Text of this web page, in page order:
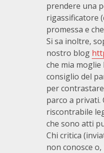
prendere una
rigassificatore
promessa e
Si sa inoltre,
nostro blog
che mia
consiglio del
per
parco a privati.
riscontrabile
che sono atti
Chi critica
non conosce